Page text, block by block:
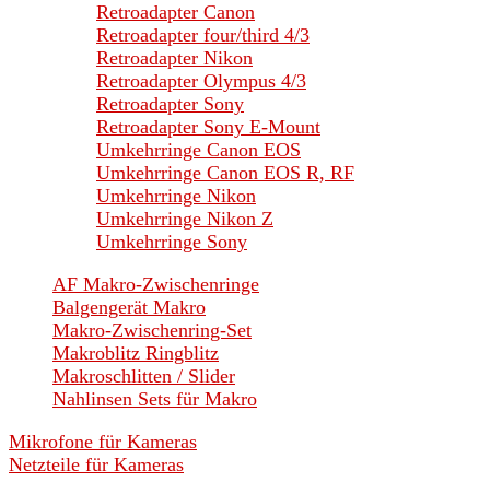
Retroadapter Canon
Retroadapter four/third 4/3
Retroadapter Nikon
Retroadapter Olympus 4/3
Retroadapter Sony
Retroadapter Sony E-Mount
Umkehrringe Canon EOS
Umkehrringe Canon EOS R, RF
Umkehrringe Nikon
Umkehrringe Nikon Z
Umkehrringe Sony
AF Makro-Zwischenringe
Balgengerät Makro
Makro-Zwischenring-Set
Makroblitz Ringblitz
Makroschlitten / Slider
Nahlinsen Sets für Makro
Mikrofone für Kameras
Netzteile für Kameras